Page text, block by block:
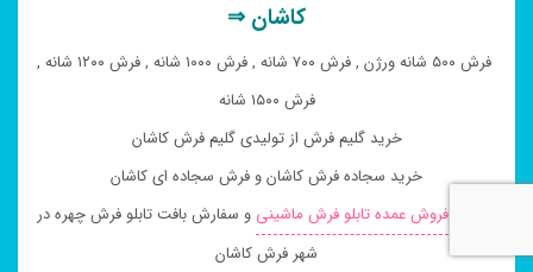
کاشان ⇒
فرش ۵۰۰ شانه ورژن , فرش ۷۰۰ شانه , فرش ۱۰۰۰ شانه , فرش ۱۲۰۰ شانه ,
فرش ۱۵۰۰ شانه
خرید گلیم فرش از تولیدی گلیم فرش کاشان
خرید سجاده فرش کاشان و فرش سجاده ای کاشان
خرید وفروش عمده تابلو فرش ماشینی و سفارش بافت تابلو فرش چهره در
شهر فرش کاشان